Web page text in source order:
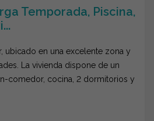
Temporada, Piscina,
ubicado en una excelente zona y
La vivienda dispone de un
comedor, cocina, 2 dormitorios y